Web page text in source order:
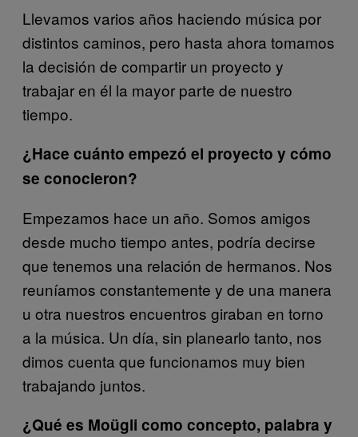
Llevamos varios años haciendo música por
distintos caminos, pero hasta ahora tomamos
la decisión de compartir un proyecto y
trabajar en él la mayor parte de nuestro
tiempo.
¿Hace cuánto empezó el proyecto y cómo
se conocieron?
Empezamos hace un año. Somos amigos
desde mucho tiempo antes, podría decirse
que tenemos una relación de hermanos. Nos
reuníamos constantemente y de una manera
u otra nuestros encuentros giraban en torno
a la música. Un día, sin planearlo tanto, nos
dimos cuenta que funcionamos muy bien
trabajando juntos.
¿Qué es Moügli como concepto, palabra y